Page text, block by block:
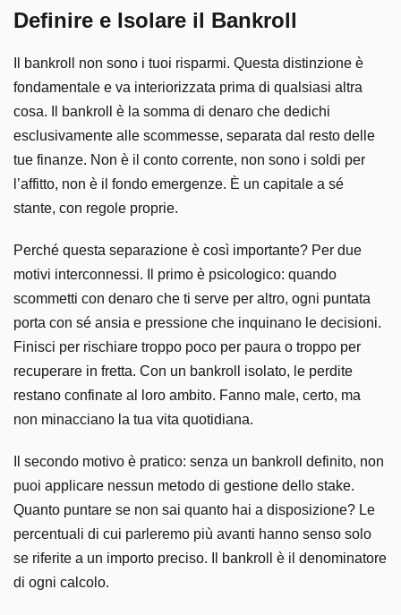
Definire e Isolare il Bankroll
Il bankroll non sono i tuoi risparmi. Questa distinzione è
fondamentale e va interiorizzata prima di qualsiasi altra
cosa. Il bankroll è la somma di denaro che dedichi
esclusivamente alle scommesse, separata dal resto delle
tue finanze. Non è il conto corrente, non sono i soldi per
l’affitto, non è il fondo emergenze. È un capitale a sé
stante, con regole proprie.
Perché questa separazione è così importante? Per due
motivi interconnessi. Il primo è psicologico: quando
scommetti con denaro che ti serve per altro, ogni puntata
porta con sé ansia e pressione che inquinano le decisioni.
Finisci per rischiare troppo poco per paura o troppo per
recuperare in fretta. Con un bankroll isolato, le perdite
restano confinate al loro ambito. Fanno male, certo, ma
non minacciano la tua vita quotidiana.
Il secondo motivo è pratico: senza un bankroll definito, non
puoi applicare nessun metodo di gestione dello stake.
Quanto puntare se non sai quanto hai a disposizione? Le
percentuali di cui parleremo più avanti hanno senso solo
se riferite a un importo preciso. Il bankroll è il denominatore
di ogni calcolo.